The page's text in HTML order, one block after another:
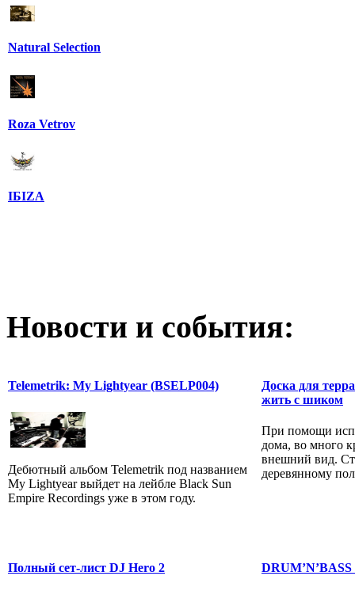
Natural Selection
Roza Vetrov
IБIZA
Новости и события:
Telemetrik: My Lightyear (BSELP004)
Дебютный альбом Telemetrik под названием
My Lightyear выйдет на лейбле Black Sun
Empire Recordings уже в этом году.
Доска для
жить с шиком
При помощи
дома, во много
внешний вид.
деревянному
Полный сет-лист DJ Hero 2